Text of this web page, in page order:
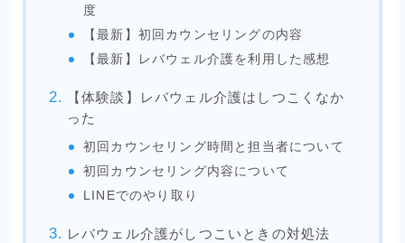
度
【最新】初回カウンセリングの内容
【最新】レバウェル介護を利用した感想
【体験談】レバウェル介護はしつこくなか
った
初回カウンセリング時間と担当者について
初回カウンセリング内容について
LINEでのやり取り
レバウェル介護がしつこいときの対処法